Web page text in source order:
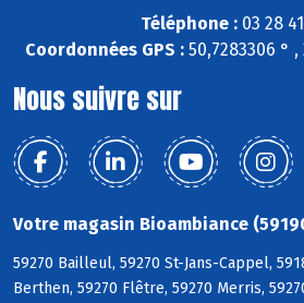
Téléphone :03 28
Coordonnées GPS : 50,7283306 °
Nous suivre sur
Votre magasin Bioambiance
59270 Bailleul, 59270 St-Jans-Cappel,
Berthen, 59270 Flêtre, 59270 Merris,